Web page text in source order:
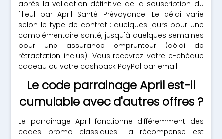
après la validation définitive de la souscription du
filleul par April Santé Prévoyance. Le délai varie
selon le type de contrat : quelques jours pour une
complémentaire santé, jusqu'à quelques semaines
pour une assurance emprunteur (délai de
rétractation inclus). Vous recevrez votre e-chèque
cadeau ou votre cashback PayPal par email.
Le code parrainage April est-il
cumulable avec d'autres offres ?
Le parrainage April fonctionne différemment des
codes promo classiques. La récompense est